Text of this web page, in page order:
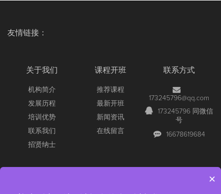
友情链接：
关于我们
机构简介
发展历程
培训优势
联系我们
招贤纳士
课程开班
推荐课程
最新开班
新闻资讯
在线留言
联系方式
173245796@qq.com
173245796 同微信
号
16678619684
×